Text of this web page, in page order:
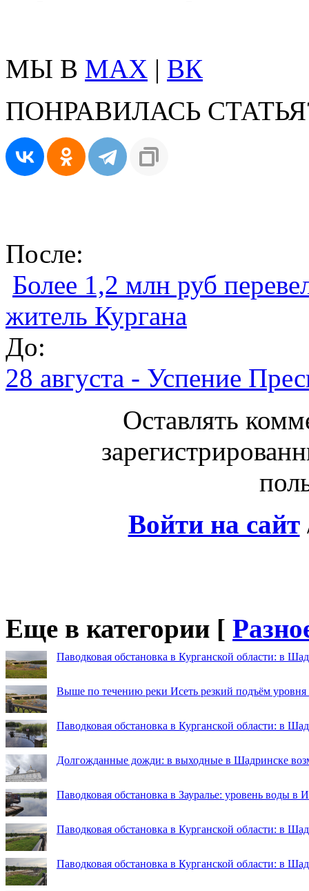
МЫ В MAX | ВК
ПОНРАВИЛАСЬ
После:
Более 1,2 млн руб
житель Кургана
До:
28 августа - Успение
Оставлять
Войти на сайт
Еще в категории [
Паводковая обстановка в Курганской области: в
Выше по течению реки Исеть резкий подъём
Паводковая обстановка в Курганской области: в
Долгожданные дожди: в выходные в Шадринске
Паводковая обстановка в Зауралье: уровень воды в
Паводковая обстановка в Курганской области: в
Паводковая обстановка в Курганской области: в